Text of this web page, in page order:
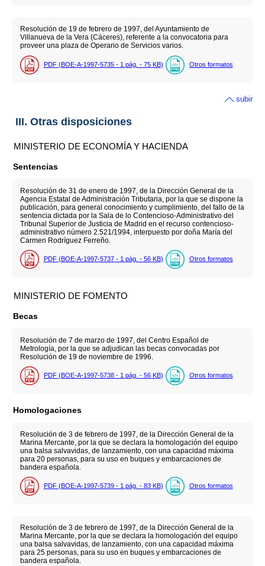
Resolución de 19 de febrero de 1997, del Ayuntamiento de
Villanueva de la Vera (Cáceres), referente a la convocatoria para
proveer una plaza de Operario de Servicios varios.
PDF (BOE-A-1997-5735 - 1 pág. - 75 KB) Otros formatos
subir
III. Otras disposiciones
MINISTERIO DE ECONOMÍA Y HACIENDA
Sentencias
Resolución de 31 de enero de 1997, de la Dirección General de la
Agencia Estatal de Administración Tributaria, por la que se dispone la
publicación, para general conocimiento y cumplimiento, del fallo de la
sentencia dictada por la Sala de lo Contencioso-Administrativo del
Tribunal Superior de Justicia de Madrid en el recurso contencioso-
administrativo número 2.521/1994, interpuesto por doña María del
Carmen Rodríguez Ferreño.
PDF (BOE-A-1997-5737 - 1 pág. - 56 KB) Otros formatos
MINISTERIO DE FOMENTO
Becas
Resolución de 7 de marzo de 1997, del Centro Español de
Metrología, por la que se adjudican las becas convocadas por
Resolución de 19 de noviembre de 1996.
PDF (BOE-A-1997-5738 - 1 pág. - 56 KB) Otros formatos
Homologaciones
Resolución de 3 de febrero de 1997, de la Dirección General de la
Marina Mercante, por la que se declara la homologación del equipo
una balsa salvavidas, de lanzamiento, con una capacidad máxima
para 20 personas, para su uso en buques y embarcaciones de
bandera española.
PDF (BOE-A-1997-5739 - 1 pág. - 83 KB) Otros formatos
Resolución de 3 de febrero de 1997, de la Dirección General de la
Marina Mercante, por la que se declara la homologación del equipo
una balsa salvavidas, de lanzamiento, con una capacidad máxima
para 25 personas, para su uso en buques y embarcaciones de
bandera española.